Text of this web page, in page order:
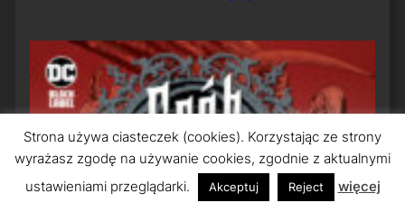
Strona używa ciasteczek (cookies). Korzystając ze strony
wyrażasz zgodę na używanie cookies, zgodnie z aktualnymi
ustawieniami przeglądarki.
Akceptuj Reject więcej